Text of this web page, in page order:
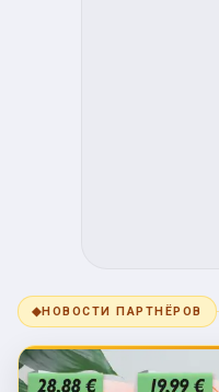
◆НОВОСТИ ПАРТНЁРОВ